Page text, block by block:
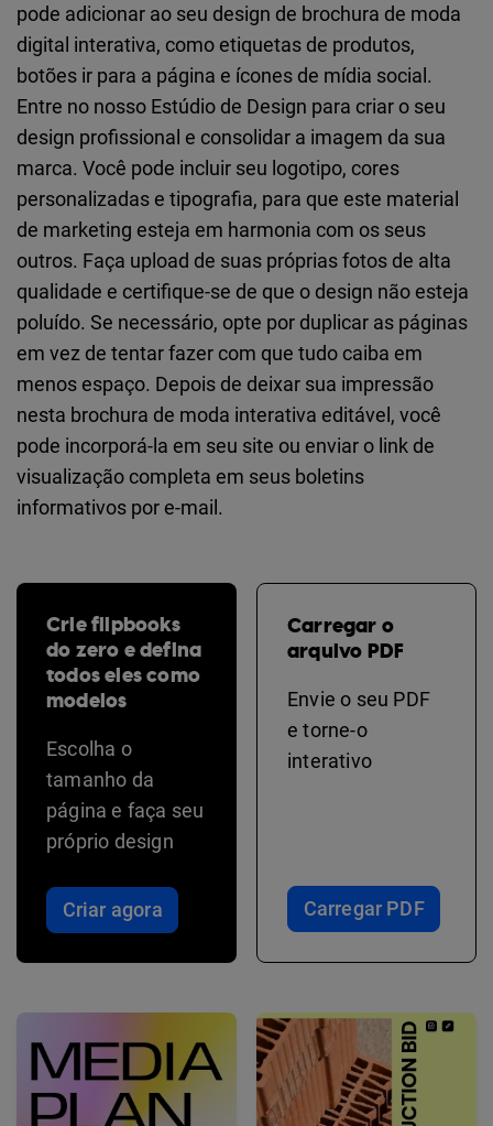
pode adicionar ao seu design de brochura de moda
digital interativa, como etiquetas de produtos,
botões ir para a página e ícones de mídia social.
Entre no nosso Estúdio de Design para criar o seu
design profissional e consolidar a imagem da sua
marca. Você pode incluir seu logotipo, cores
personalizadas e tipografia, para que este material
de marketing esteja em harmonia com os seus
outros. Faça upload de suas próprias fotos de alta
qualidade e certifique-se de que o design não esteja
poluído. Se necessário, opte por duplicar as páginas
em vez de tentar fazer com que tudo caiba em
menos espaço. Depois de deixar sua impressão
nesta brochura de moda interativa editável, você
pode incorporá-la em seu site ou enviar o link de
visualização completa em seus boletins
informativos por e-mail.
Crie flipbooks
do zero e defina
todos eles como
modelos
Escolha o
tamanho da
página e faça seu
próprio design
Criar agora
Carregar o
arquivo PDF
Envie o seu PDF
e torne-o
interativo
Carregar PDF